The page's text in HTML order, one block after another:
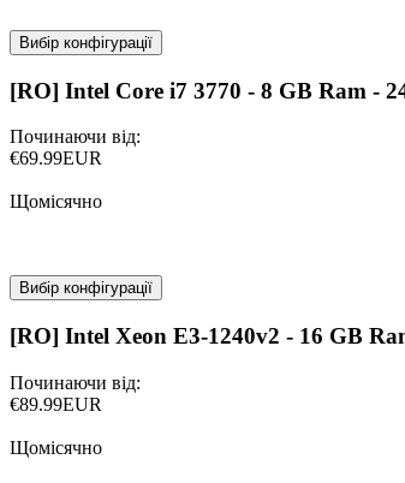
Вибір конфігурації
[RO] Intel Core i7 3770 - 8 GB Ram -
Починаючи від:
€69.99EUR
Щомісячно
Вибір конфігурації
[RO] Intel Xeon E3-1240v2 - 16 GB
Починаючи від:
€89.99EUR
Щомісячно